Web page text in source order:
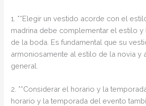
1. **Elegir un vestido acorde con el
madrina debe complementar el estilo y
de la boda. Es fundamental que su
armoniosamente al estilo de la novia y
general.
2. **Considerar el horario y la
horario y la temporada del evento